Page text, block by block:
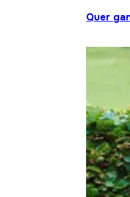
Quer